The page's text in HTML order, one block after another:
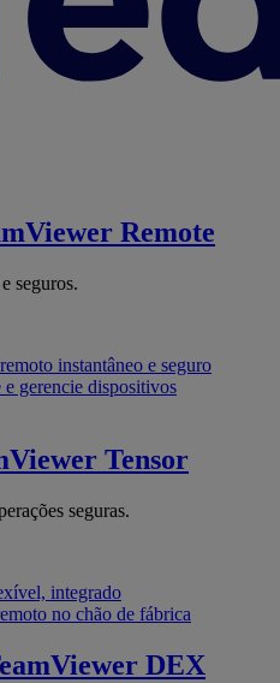
Remote
seguros.
instantâneo e seguro
gerencie dispositivos
Tensor
seguras.
integrado
no chão de fábrica
DEX